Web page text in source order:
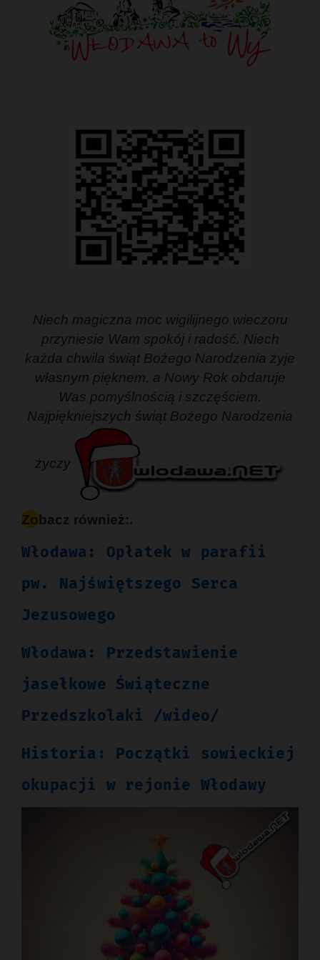
Niech magiczna moc wigilijnego wieczoru
przyniesie Wam spokój i radość. Niech
każda chwila świąt Bożego Narodzenia żyje
własnym pięknem, a Nowy Rok obdaruje
Was pomyślnością i szczęściem.
Najpiękniejszych świąt Bożego Narodzenia
życzy
Zobacz również:.
Włodawa: Opłatek w parafii
pw. Najświętszego Serca
Jezusowego
Włodawa: Przedstawienie
jasełkowe Świąteczne
Przedszkolaki /wideo/
Historia: Początki sowieckiej
okupacji w rejonie Włodawy